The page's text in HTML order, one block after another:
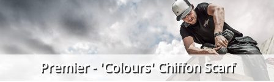
Premier - 'Colours' Chiffon Scarf